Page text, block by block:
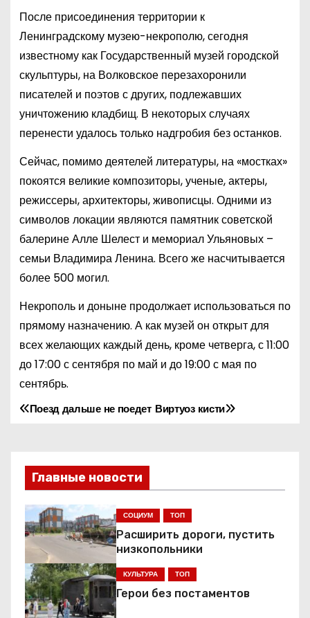
После присоединения территории к
Ленинградскому музею-некрополю, сегодня
известному как Государственный музей городской
скульптуры, на Волковское перезахоронили
писателей и поэтов с других, подлежавших
уничтожению кладбищ. В некоторых случаях
перенести удалось только надгробия без останков.
Сейчас, помимо деятелей литературы, на «мостках»
покоятся великие композиторы, ученые, актеры,
режиссеры, архитекторы, живописцы. Одними из
символов локации являются памятник советской
балерине Алле Шелест и мемориал Ульяновых –
семьи Владимира Ленина. Всего же насчитывается
более 500 могил.
Некрополь и доныне продолжает использоваться по
прямому назначению. А как музей он открыт для
всех желающих каждый день, кроме четверга, с 11:00
до 17:00 с сентября по май и до 19:00 с мая по
сентябрь.
Н
в
и
г
а
ц
Виртуоз кисти
Поезд дальше не поедет
Главные новости
СОЦИУМ ТОП
Расширить дороги, пустить
низкопольники
КУЛЬТУРА ТОП
Герои без постаментов